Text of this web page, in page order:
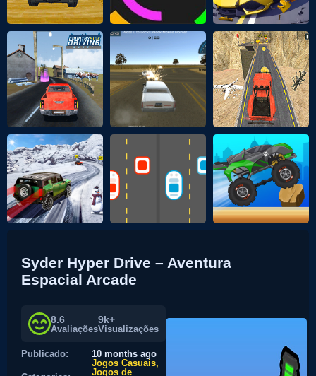
Syder Hyper Drive – Aventura
Espacial Arcade
8.6
Avaliações
9k+
Visualizações
Publicado: 10 months ago
Jogos Casuais
Jogos de